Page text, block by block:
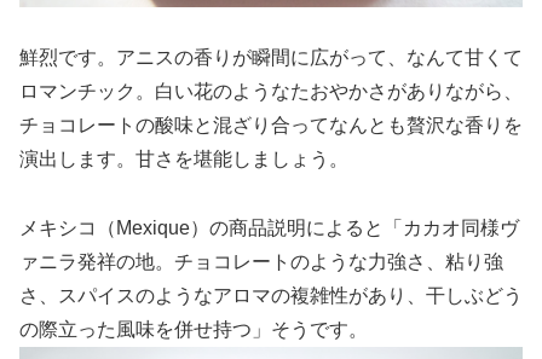
鮮烈です。アニスの香りが瞬間に広がって、なんて甘くて
ロマンチック。白い花のようなたおやかさがありながら、
チョコレートの酸味と混ざり合ってなんとも贅沢な香りを
演出します。甘さを堪能しましょう。
メキシコ（Mexique）の商品説明によると「カカオ同様ヴ
ァニラ発祥の地。チョコレートのような力強さ、粘り強
さ、スパイスのようなアロマの複雑性があり、干しぶどう
の際立った風味を併せ持つ」そうです。